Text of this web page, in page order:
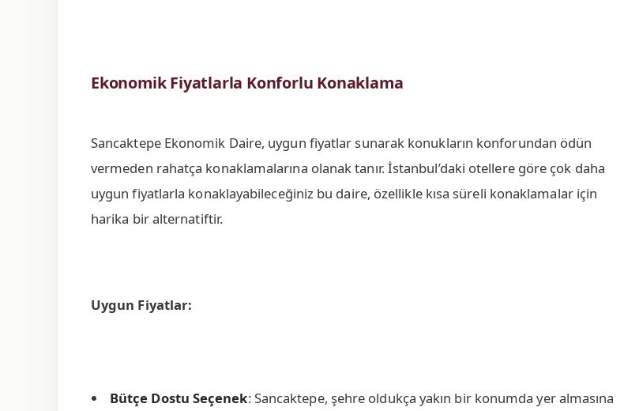
Ekonomik Fiyatlarla Konforlu Konaklama
Sancaktepe Ekonomik Daire, uygun fiyatlar sunarak konukların konforundan ödün
vermeden rahatça konaklamalarına olanak tanır. İstanbul’daki otellere göre çok daha
uygun fiyatlarla konaklayabileceğiniz bu daire, özellikle kısa süreli konaklamalar için
harika bir alternatiftir.
Uygun Fiyatlar:
Bütçe Dostu Seçenek: Sancaktepe, şehre oldukça yakın bir konumda yer almasına